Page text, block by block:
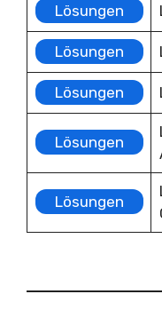
Lösungen
Lösungen
Lösungen
Lösungen
Lösungen